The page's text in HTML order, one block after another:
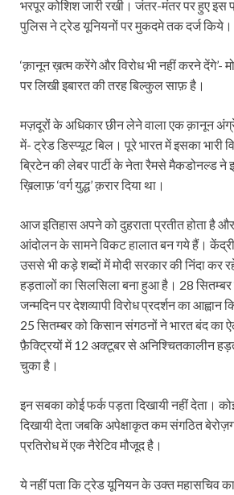
भरपूर कोशिश जारी रखी। जंतर-मंतर पर हुए इस
पुलिस ने ट्रेड यूनियनों पर मुकदमे तक दर्ज किये।
‘क़ानून ख़त्म करेंगे और विरोध भी नहीं करने देंगे’-
पर लिखी इबारत की तरह बिल्कुल साफ़ है।
मज़दूरों के अधिकार छीन लेने वाला एक क़ानून
में- ट्रेड डिस्प्यूट बिल। पूरे भारत में इसका
ब्रिटेन की लेबर पार्टी के नेता रैमसे मैकडोनल्ड
ख़िलाफ़ ‘वर्ग युद्ध’ क़रार दिया था।
आज इतिहास अपने को दुहराता प्रतीत होता है
आंदोलन के सामने विकट हालात बन गये हैं।
उससे भी कड़े शब्दों में मोदी सरकार की निंदा कर
हड़तालों का सिलसिला बना हुआ है। 28
जन्मदिन पर देशव्यापी विरोध प्रदर्शन का
25 सितम्बर को किसान संगठनों ने भारत बंद का
फ़ैक्ट्रियों में 12 अक्टूबर से अनिश्चितकालीन
चुका है।
इन सबका कोई फर्क पड़ता दिखायी नहीं देता।
दिखायी देता जबकि अपेक्षाकृत कम संगठित
प्रतिरोध में एक नैरेटिव मौजूद है।
ये नहीं पता कि ट्रेड यूनियन के उक्त महासचिव